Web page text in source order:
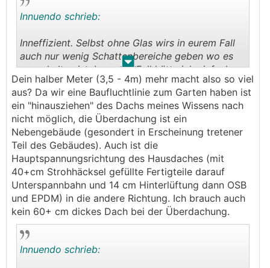
Frühling/Sommer/Herbst.
. .
Innuendo schrieb:
Inneffizient. Selbst ohne Glas wirs in eurem Fall
auch nur wenig Schattenbereiche geben wo es
auszuhalten ist. In eurem Fall hätte ich einfach
dass Flachdach weiter rausgezogen. Wär dann
auch mehr PV möglich und wahrscheinlich
weniger Aufwand/Kosten als jetzt im Nachhinein.
😬
Dein halber Meter (3,5 - 4m) mehr macht also so viel
aus? Da wir eine Baufluchtlinie zum Garten haben ist
ein "hinausziehen" des Dachs meines Wissens nach
nicht möglich, die Überdachung ist ein
Nebengebäude (gesondert in Erscheinung tretener
Teil des Gebäudes). Auch ist die
Hauptspannungsrichtung des Hausdaches (mit
40+cm Strohhäcksel gefüllte Fertigteile darauf
Unterspannbahn und 14 cm Hinterlüftung dann OSB
und EPDM) in die andere Richtung. Ich brauch auch
kein 60+ cm dickes Dach bei der Überdachung.
Innuendo schrieb: